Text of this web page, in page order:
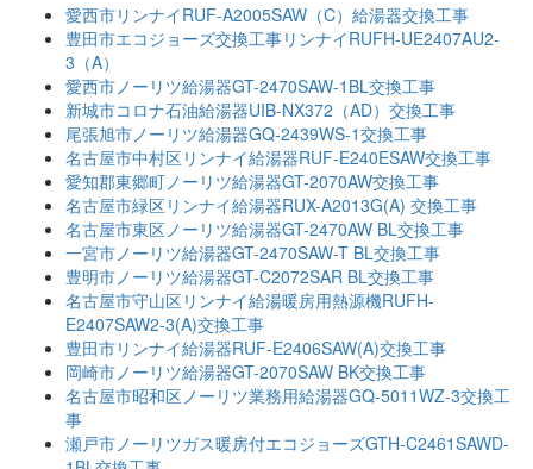
愛西市リンナイRUF-A2005SAW（C）給湯器交換工事
豊田市エコジョーズ交換工事リンナイRUFH-UE2407AU2-
3（A）
愛西市ノーリツ給湯器GT-2470SAW-1BL交換工事
新城市コロナ石油給湯器UIB-NX372（AD）交換工事
尾張旭市ノーリツ給湯器GQ-2439WS-1交換工事
名古屋市中村区リンナイ給湯器RUF-E240ESAW交換工事
愛知郡東郷町ノーリツ給湯器GT-2070AW交換工事
名古屋市緑区リンナイ給湯器RUX-A2013G(A) 交換工事
名古屋市東区ノーリツ給湯器GT-2470AW BL交換工事
一宮市ノーリツ給湯器GT-2470SAW-T BL交換工事
豊明市ノーリツ給湯器GT-C2072SAR BL交換工事
名古屋市守山区リンナイ給湯暖房用熱源機RUFH-
E2407SAW2-3(A)交換工事
豊田市リンナイ給湯器RUF-E2406SAW(A)交換工事
岡崎市ノーリツ給湯器GT-2070SAW BK交換工事
名古屋市昭和区ノーリツ業務用給湯器GQ-5011WZ-3交換工
事
瀬戸市ノーリツガス暖房付エコジョーズGTH-C2461SAWD-